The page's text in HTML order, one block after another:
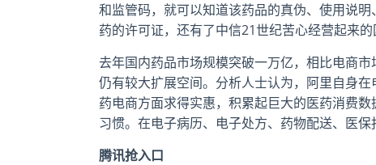
和监管码，就可以知道该药品的真伪、使用说
药的许可证，还有了中信21世纪苦心经营起来的
去年国内药品市场规模突破一万亿，相比电商
仍有较大扩展空间。分析人士认为，阿里自身
药电商方面求得实惠，积累起巨大的医药消费
习惯。在电子病历、电子处方、药物配送、医
腾讯抢入口